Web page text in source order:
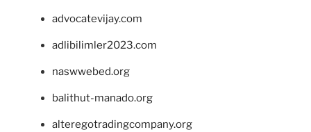
advocatevijay.com
adlibilimler2023.com
naswwebed.org
balithut-manado.org
alteregotradingcompany.org